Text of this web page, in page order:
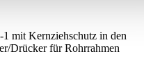
mit Kernziehschutz in den
Drücker für Rohrrahmen